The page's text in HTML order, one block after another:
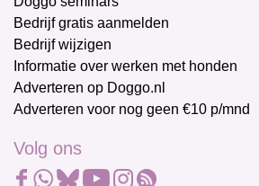
Bedrijf gratis aanmelden
Bedrijf wijzigen
Informatie over werken met honden
Adverteren op Doggo.nl
Adverteren voor nog geen €10 p/mnd
Volg ons